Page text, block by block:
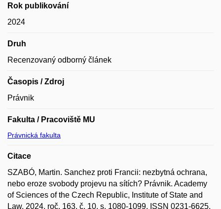
Rok publikování
2024
Druh
Recenzovaný odborný článek
Časopis / Zdroj
Právnik
Fakulta / Pracoviště MU
Právnická fakulta
Citace
SZABÓ, Martin. Sanchez proti Francii: nezbytná ochrana,
nebo eroze svobody projevu na sítích? Právnik. Academy
of Sciences of the Czech Republic, Institute of State and
Law, 2024, roč. 163, č. 10, s. 1080-1099. ISSN 0231-6625.